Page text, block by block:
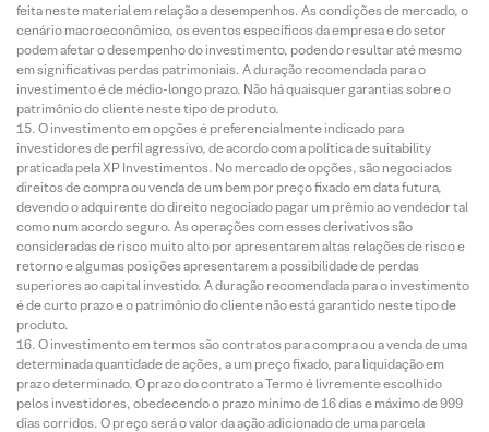
feita neste material em relação a desempenhos. As condições de mercado, o
cenário macroeconômico, os eventos específicos da empresa e do setor
podem afetar o desempenho do investimento, podendo resultar até mesmo
em significativas perdas patrimoniais. A duração recomendada para o
investimento é de médio-longo prazo. Não há quaisquer garantias sobre o
patrimônio do cliente neste tipo de produto.
O investimento em opções é preferencialmente indicado para
investidores de perfil agressivo, de acordo com a política de suitability
praticada pela XP Investimentos. No mercado de opções, são negociados
direitos de compra ou venda de um bem por preço fixado em data futura,
devendo o adquirente do direito negociado pagar um prêmio ao vendedor tal
como num acordo seguro. As operações com esses derivativos são
consideradas de risco muito alto por apresentarem altas relações de risco e
retorno e algumas posições apresentarem a possibilidade de perdas
superiores ao capital investido. A duração recomendada para o investimento
é de curto prazo e o patrimônio do cliente não está garantido neste tipo de
produto.
O investimento em termos são contratos para compra ou a venda de uma
determinada quantidade de ações, a um preço fixado, para liquidação em
prazo determinado. O prazo do contrato a Termo é livremente escolhido
pelos investidores, obedecendo o prazo mínimo de 16 dias e máximo de 999
dias corridos. O preço será o valor da ação adicionado de uma parcela